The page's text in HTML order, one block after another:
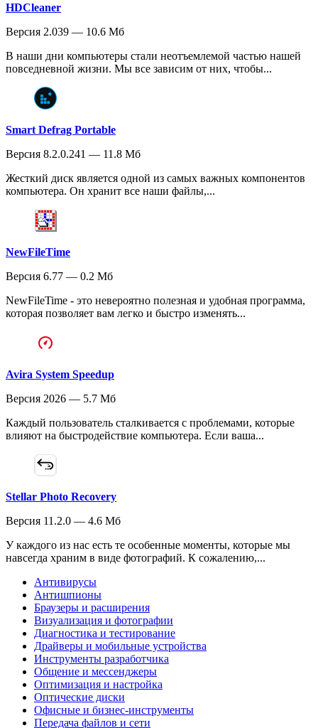
HDCleaner
Версия 2.039 — 10.6 Мб
В наши дни компьютеры стали неотъемлемой частью нашей
повседневной жизни. Мы все зависим от них, чтобы...
Smart Defrag Portable
Версия 8.2.0.241 — 11.8 Мб
Жесткий диск является одной из самых важных компонентов
компьютера. Он хранит все наши файлы,...
NewFileTime
Версия 6.77 — 0.2 Мб
NewFileTime - это невероятно полезная и удобная программа,
которая позволяет вам легко и быстро изменять...
Avira System Speedup
Версия 2026 — 5.7 Мб
Каждый пользователь сталкивается с проблемами, которые
влияют на быстродействие компьютера. Если ваша...
Stellar Photo Recovery
Версия 11.2.0 — 4.6 Мб
У каждого из нас есть те особенные моменты, которые мы
навсегда храним в виде фотографий. К сожалению,...
Антивирусы
Антишпионы
Браузеры и расширения
Визуализация и фотографии
Диагностика и тестирование
Драйверы и мобильные устройства
Инструменты разработчика
Общение и мессенджеры
Оптимизация и настройка
Оптические диски
Офисные и бизнес-инструменты
Передача файлов и сети